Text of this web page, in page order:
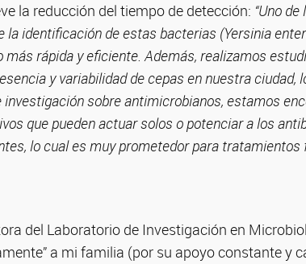
la reducción del tiempo de detección: “Uno
la identificación de estas bacterias (Yersinia
rápida y eficiente. Además, realizamos
y variabilidad de cepas en nuestra ciudad,
investigación sobre antimicrobianos, estamos
que pueden actuar solos o potenciar a los
lo cual es muy prometedor para tratamientos
del Laboratorio de Investigación en
a mi familia (por su apoyo constante y